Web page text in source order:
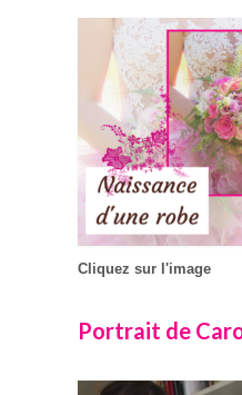
Cliquez sur l'image
Portrait de